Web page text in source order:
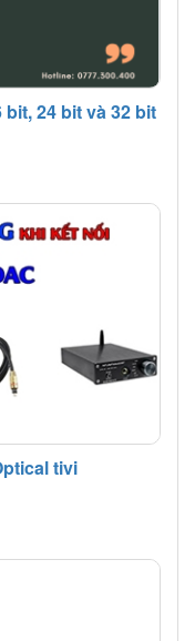
24 bit và 32 bit
tivi